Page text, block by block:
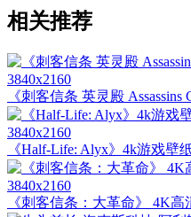
相关推荐
3840x2160
《刺客信条 英灵殿
3840x2160
《Half-Life: Alyx》4k游戏壁
3840x2160
《刺客信条：大革命》 4K